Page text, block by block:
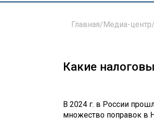
Главная/Медиа-центр/
Какие
В 2024 г. в России
множество поправок в